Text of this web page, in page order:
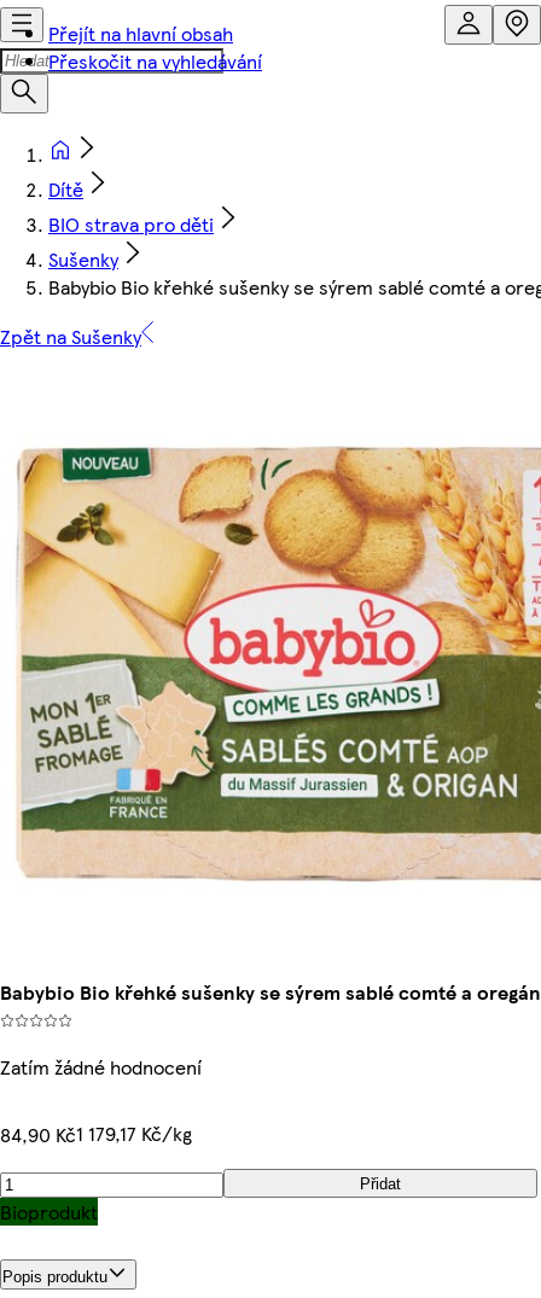
Přejít na hlavní obsah
Přeskočit na vyhledávání
Dítě
BIO strava pro děti
Sušenky
Babybio Bio křehké sušenky se sýrem sablé comté a
Zpět na Sušenky
Babybio Bio křehké sušenky se sýrem sablé comté a
Zatím žádné hodnocení
84,90 Kč1 179,17 Kč/kg
Přidat
Bioprodukt
Popis produktu